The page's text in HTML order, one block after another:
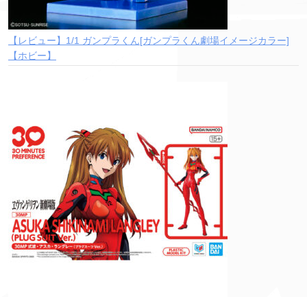
【レビュー】1/1 ガンプラくん[ガンプラくん劇場イメージカラー]
【ホビー】